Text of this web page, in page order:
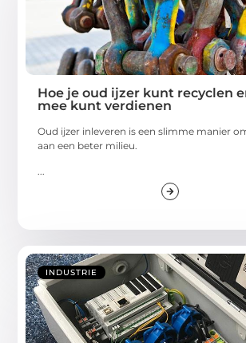
Hoe je oud ijzer kunt recyclen
mee kunt verdienen
Oud ijzer inleveren is een slimme manier
aan een beter milieu.
...
INDUSTRIE